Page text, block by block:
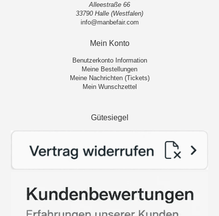
Alleestraße 66
33790 Halle (Westfalen)
info@manbefair.com
Mein Konto
Benutzerkonto Information
Meine Bestellungen
Meine Nachrichten (Tickets)
Mein Wunschzettel
Gütesiegel